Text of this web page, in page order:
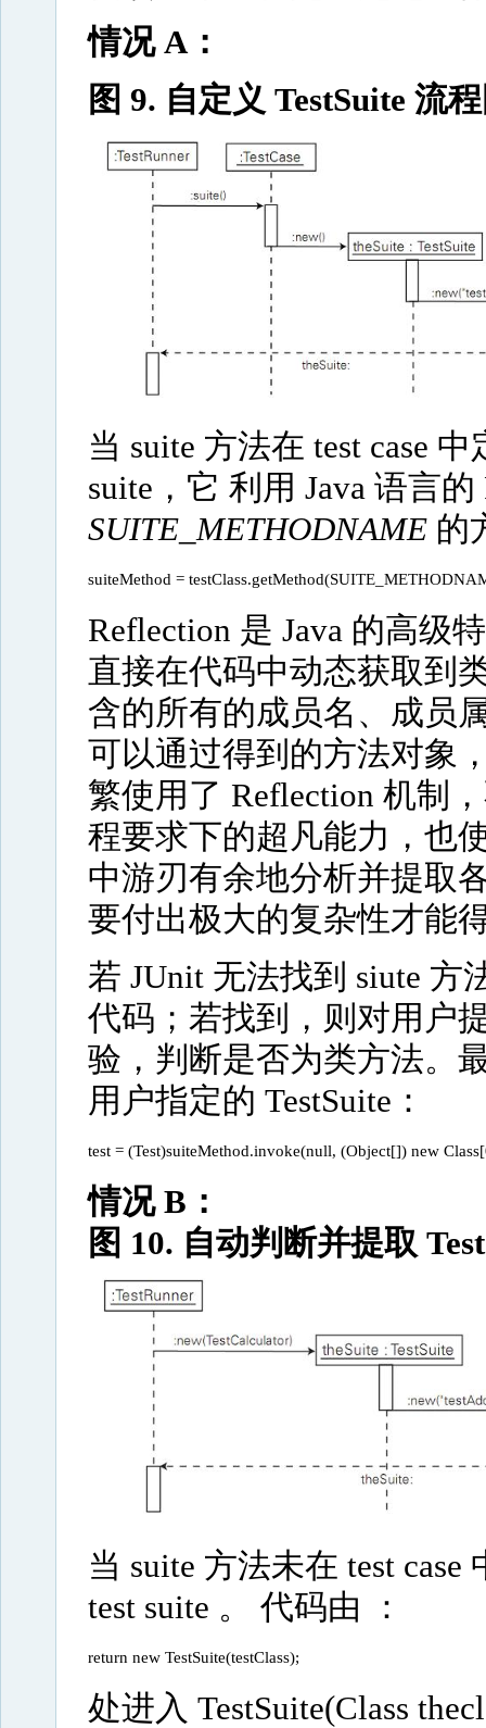
情况 A：
图 9. 自定义 TestSuite 流
当 suite 方法在 test case
suite，它 利用 Java 语言
SUITE_METHODNAME的
suiteMethod =
Reflection 是 Java 的高级
直接在代码中动态获取到
含的所有的成员名、成员
可以通过得到的方法对象
繁使用了 Reflection 机制
程要求下的超凡能力，也
中游刃有余地分析并提取
要付出极大的复杂性才能
若 JUnit 无法找到 siute 方
代码；若找到，则对用户
验，判断是否为类方法。
用户指定的 TestSuite：
test = (Test)suiteMethod.invoke(null, (Object[]) new
情况 B：
图 10. 自动判断并提取
当 suite 方法未在 test
test suite 。 代码由 ：
return new TestSuite(testClass);
处进入 TestSuite(Class